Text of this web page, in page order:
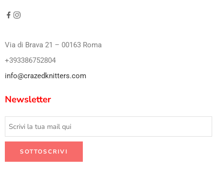
Via di Brava 21 – 00163 Roma
+393386752804
info@crazedknitters.com
Newsletter